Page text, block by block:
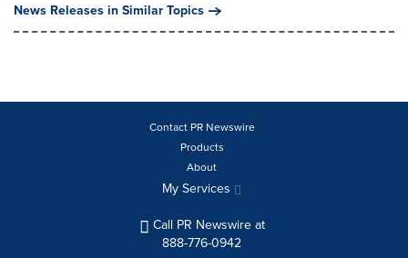
News Releases in Similar Topics
Contact PR Newswire
Products
About
My Services
Call PR Newswire at
888-776-0942